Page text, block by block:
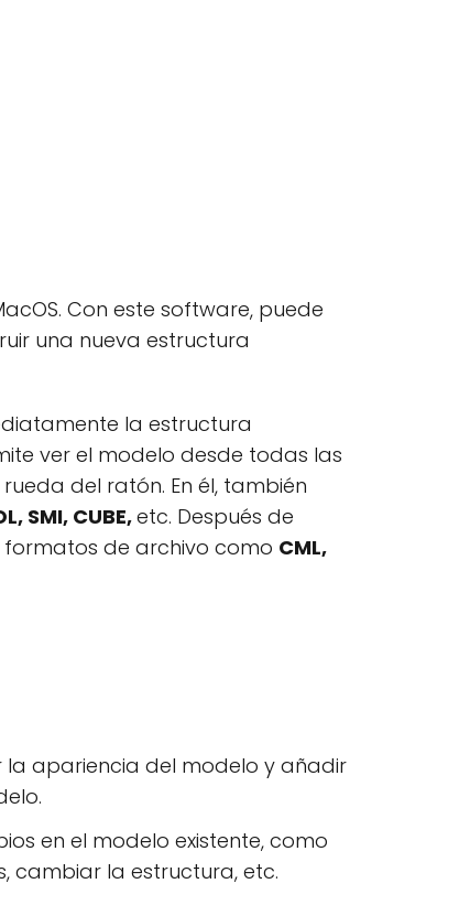
Con este software, puede
una nueva estructura
la estructura
ver el modelo desde todas las
del ratón. En él, también
SMI, CUBE,etc. Después de
formatos de archivo como CML,
la apariencia del modelo y añadir
en el modelo existente, como
cambiar la estructura, etc.